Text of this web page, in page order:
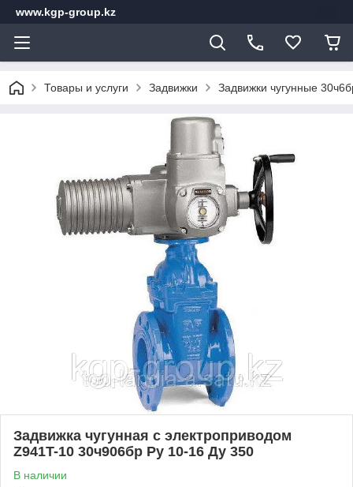
www.kgp-group.kz
Товары и услуги Задвижки Задвижки чугунные
Задвижка чугунная с электроприводом
Z941T-10 30ч906бр Ру 10-16 Ду 350
В наличии